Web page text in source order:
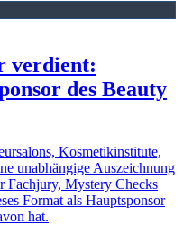
verdient:
des Beauty
Kosmetikinstitute,
unabhängige Auszeichnung
Fachjury, Mystery Checks
Format als Hauptsponsor
hat.